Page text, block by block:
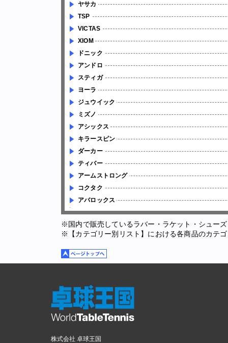
ヤサカ
TSP
VICTAS
XIOM
ドニック
アンドロ
スティガ
ヨーラ
ジュウイック
ミズノ
アシックス
キラースピン
ダーカー
ティバー
アームストロング
コクタク
アバロックス
※国内で販売しているラバー・ラケット・シュー
※【カテゴリー別リスト】における各商品のカテ
株式会社 卓球王国